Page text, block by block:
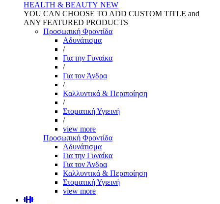
HEALTH & BEAUTY NEW
YOU CAN CHOOSE TO ADD CUSTOM TITLE and
ANY FEATURED PRODUCTS
Προσωπική Φροντίδα
Αδυνάτισμα
/
Για την Γυναίκα
/
Για τον Άνδρα
/
Καλλυντικά & Περιποίηση
/
Στοματική Υγιεινή
/
view more
Προσωπική Φροντίδα
Αδυνάτισμα
Για την Γυναίκα
Για τον Άνδρα
Καλλυντικά & Περιποίηση
Στοματική Υγιεινή
view more